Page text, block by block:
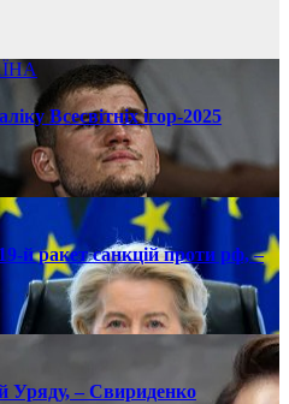
Всесвітніх ігор-2025
й ракет санкцій проти рф, –
Уряду, – Свириденко